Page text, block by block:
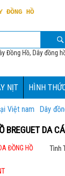
ĐỒNG HỒ
Đồng Hồ, Dây đồng
NỊT HÌNH
Việt nam Dây
BREGUET DA
ĐỒNG HỒ Tình